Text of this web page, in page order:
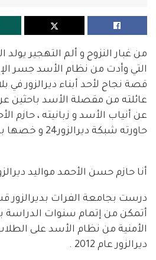
من غبار النزوح و ألم التهجير يولد
التي وأدت من نظام الأسد جسر
قصة نجاح لأحد أبناء ديرالزور في
عائلته من مقصلة الأسد باحثين
عن أنياب الأسد و زبانيته ، حازم
حاورته شبكة ديرالزور24 و خصها بالحديث الآتي :
أنا حازم حسن الأحمد مواليد ديرالزور
درست بجامعة الفرات بديرالزور
أتمكن من إتمام سنوات
الأمنية من نظام الأسد على
ديرالزور عام 2012 .